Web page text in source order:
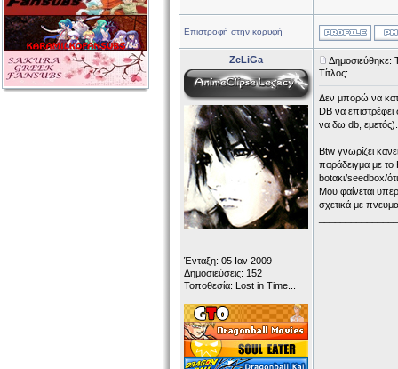
Επιστροφή στην κορυφή
ZeLiGa
Ένταξη: 05 Ιαν 2009
Δημοσιεύσεις: 152
Τοποθεσία: Lost in Time...
Δημοσιεύθηκε:
Τίτλος:
Δεν μπορώ να
DB να
να δω db, εμετός).
Btw γνωρίζει
παράδειγμα με
botακι/seedbox/
Μου φαίνεται
σχετικά με